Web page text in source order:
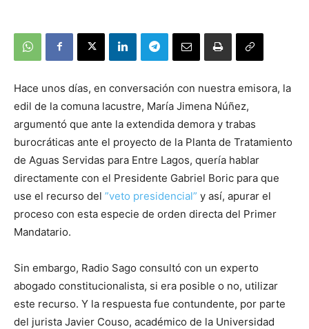
Hace unos días, en conversación con nuestra emisora, la
edil de la comuna lacustre, María Jimena Núñez,
argumentó que ante la extendida demora y trabas
burocráticas ante el proyecto de la Planta de Tratamiento
de Aguas Servidas para Entre Lagos, quería hablar
directamente con el Presidente Gabriel Boric para que
use el recurso del ”veto presidencial” y así, apurar el
proceso con esta especie de orden directa del Primer
Mandatario.
Sin embargo, Radio Sago consultó con un experto
abogado constitucionalista, si era posible o no, utilizar
este recurso. Y la respuesta fue contundente, por parte
del jurista Javier Couso, académico de la Universidad